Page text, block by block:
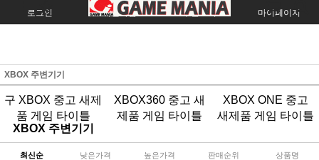
로그인 회원가입 주문조회 마이페이지
XBOX 주변기기
구 XBOX 중고 새제
품 게임 타이틀
XBOX360 중고 새
제품 게임 타이틀
XBOX ONE 중고
새제품 게임 타이틀
XBOX 주변기기
최신순 낮은가격 높은가격 판매순위 상품명